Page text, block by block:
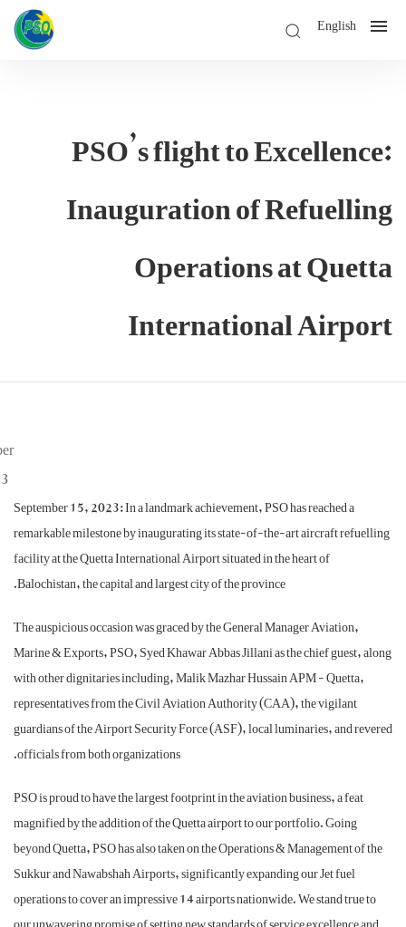
English
PSO’s flight to
Inauguration of
Operations at
International
September
15, 2023
September 15, 2023: In a landmark achievement, PSO has reached a
remarkable milestone by inaugurating its state-of-the-art aircraft
facility at the Quetta International Airport situated in the heart of
Balochistan, the capital and largest city of the province.
The auspicious occasion was graced by the General Manager Aviation,
Marine & Exports, PSO, Syed Khawar Abbas Jillani as the chief
with other dignitaries including, Malik Mazhar Hussain APM -
representatives from the Civil Aviation Authority (CAA), the vigilant
guardians of the Airport Security Force (ASF), local luminaries, and
officials from both organizations.
PSO is proud to have the largest footprint in the aviation business, a
magnified by the addition of the Quetta airport to our portfolio. Going
beyond Quetta, PSO has also taken on the Operations & Management
Sukkur and Nawabshah Airports, significantly expanding our Jet fuel
operations to cover an impressive 14 airports nationwide. We stand
our unwavering promise of setting new standards of service